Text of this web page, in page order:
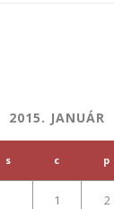
2015. JANUÁR
s c p
1 2